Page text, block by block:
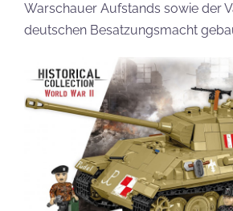
Warschauer Aufstands sowie der
deutschen Besatzungsmacht